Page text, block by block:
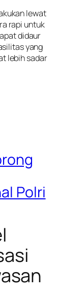
lewat
rapi untuk
didaur
yang
lebih sadar
Polri